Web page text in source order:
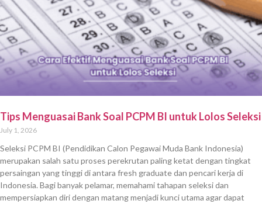
Tips Menguasai Bank Soal PCPM BI untuk Lolos Seleksi
July 1, 2026
Seleksi PCPM BI (Pendidikan Calon Pegawai Muda Bank Indonesia)
merupakan salah satu proses perekrutan paling ketat dengan tingkat
persaingan yang tinggi di antara fresh graduate dan pencari kerja di
Indonesia. Bagi banyak pelamar, memahami tahapan seleksi dan
mempersiapkan diri dengan matang menjadi kunci utama agar dapat